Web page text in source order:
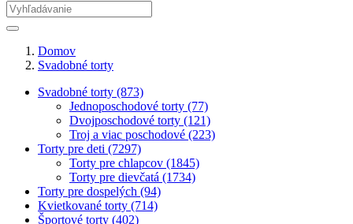
Domov
Svadobné torty
Svadobné torty (873)
Jednoposchodové torty (77)
Dvojposchodové torty (121)
Troj a viac poschodové (223)
Torty pre deti (7297)
Torty pre chlapcov (1845)
Torty pre dievčatá (1734)
Torty pre dospelých (94)
Kvietkované torty (714)
Športové torty (402)